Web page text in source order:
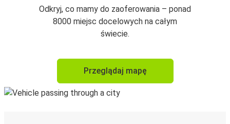
Odkryj, co mamy do zaoferowania – ponad
8000 miejsc docelowych na całym
świecie.
Przeglądaj mapę